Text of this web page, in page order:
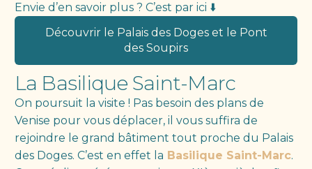
Envie d’en savoir plus ? C’est par ici ⬇️
Découvrir le Palais des Doges et le Pont
des Soupirs
La Basilique Saint-Marc
On poursuit la visite ! Pas besoin des plans de
Venise pour vous déplacer, il vous suffira de
rejoindre le grand bâtiment tout proche du Palais
des Doges. C’est en effet la Basilique Saint-Marc.